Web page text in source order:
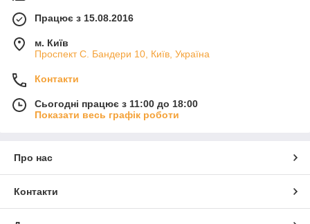
Працює з 15.08.2016
м. Київ
Проспект С. Бандери 10, Київ, Україна
Контакти
Сьогодні працює з 11:00 до 18:00
Показати весь графік роботи
Про нас
Контакти